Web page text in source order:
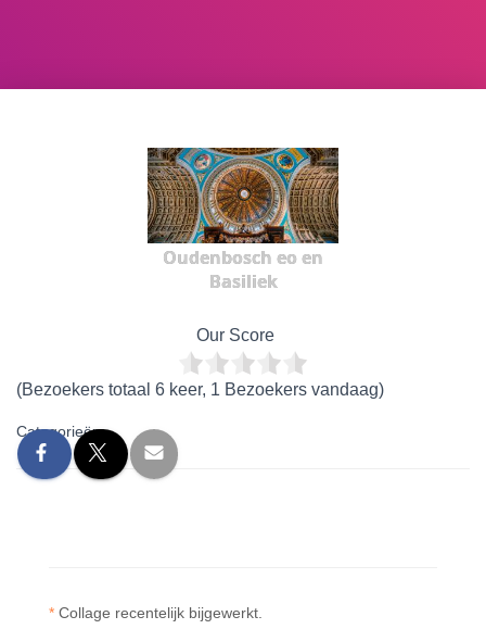
Oudenbosch eo en
Basiliek
Our Score
(Bezoekers totaal 6 keer, 1 Bezoekers vandaag)
Categorieën:
* Collage recentelijk bijgewerkt.